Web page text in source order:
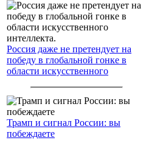
Россия даже не претендует на
победу в глобальной гонке в
области искусственного
Трамп и сигнал России: вы
побеждаете